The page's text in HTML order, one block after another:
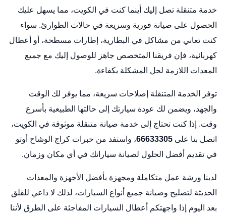
خدمة متنقلة تصل إليك أينما كنت في الكويت، مما يسهل عليك
الحصول على صيانة فورية وسريعة في حالات الطوارئ. سواء
كنت تعاني من مشاكل في البطارية، إطارات مسطحة، أو أعطال
كهربائية، فإن فريقنا المتخصص جاهز للوصول إليك مع جميع
المعدات اللازمة لحل المشكلة بكفاءة.
توفر الخدمة المتنقلة إصلاحات سريعة، مما يوفر لك الوقت
والجهد، ويضمن لك عودة سيارتك إلى حالتها الطبيعية بأسرع
وقت. إذا كنت تحتاج إلى خدمة صيانة متنقلة موثوقة في الكويت،
اتصل بنا على 66633305، واستفد من خبرات كراج الوشاح أوتو
في تقديم أفضل الحلول لصيانة سياراتك في أي مكان وزمان.
لدينا ورشة عمل متكاملة ومجهزة بأفضل الأجهزة والمعدات
الحديثة لتصليح وصيانة جميع أنواع السيارات، لذلك لا داعي للقلق
بعد اليوم إذا واجهتكم أعطال السيارات المفاجئة على الطرق لأننا